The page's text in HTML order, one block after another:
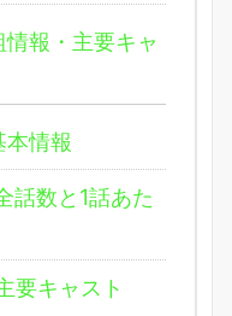
報・主要キャ
情報
話数と1話あた
要キャスト